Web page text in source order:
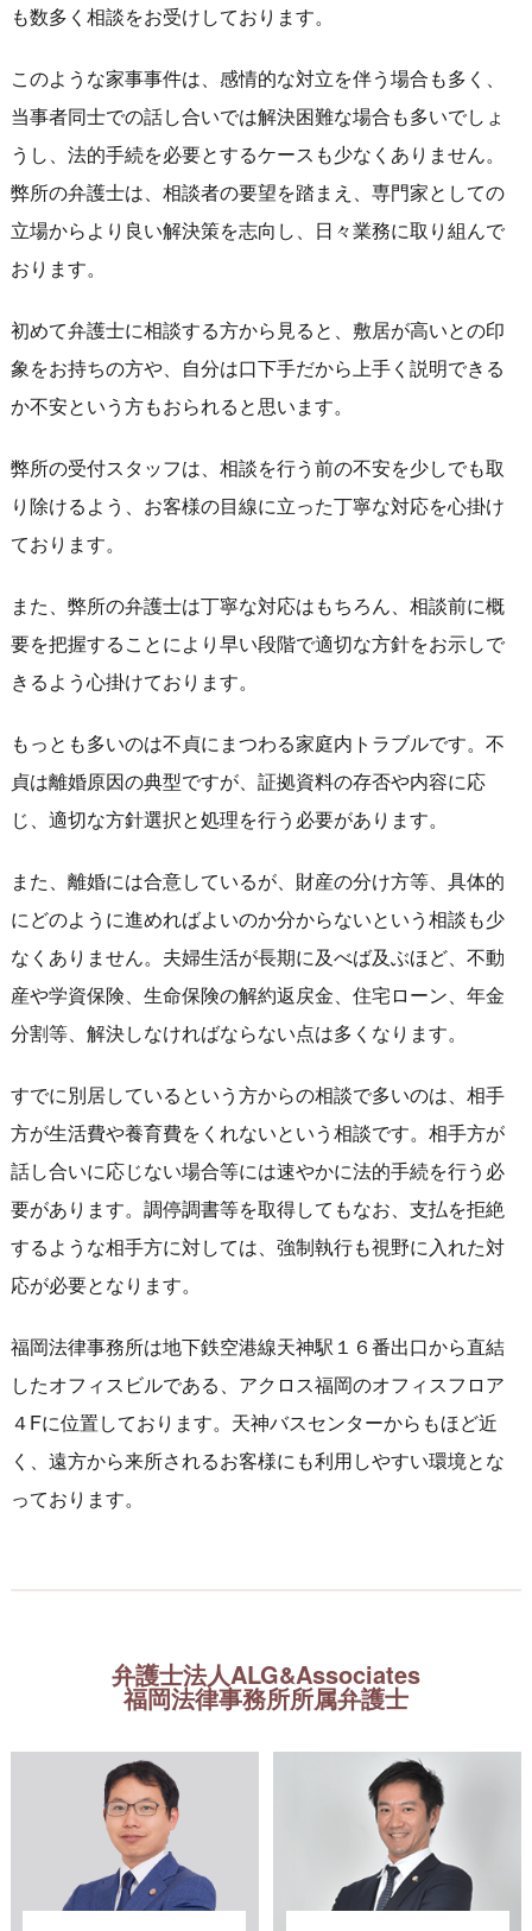
も数多く相談をお受けしております。
このような家事事件は、感情的な対立を伴う場合も多く、
当事者同士での話し合いでは解決困難な場合も多いでしょ
うし、法的手続を必要とするケースも少なくありません。
弊所の弁護士は、相談者の要望を踏まえ、専門家としての
立場からより良い解決策を志向し、日々業務に取り組んで
おります。
初めて弁護士に相談する方から見ると、敷居が高いとの印
象をお持ちの方や、自分は口下手だから上手く説明できる
か不安という方もおられると思います。
弊所の受付スタッフは、相談を行う前の不安を少しでも取
り除けるよう、お客様の目線に立った丁寧な対応を心掛け
ております。
また、弊所の弁護士は丁寧な対応はもちろん、相談前に概
要を把握することにより早い段階で適切な方針をお示しで
きるよう心掛けております。
もっとも多いのは不貞にまつわる家庭内トラブルです。不
貞は離婚原因の典型ですが、証拠資料の存否や内容に応
じ、適切な方針選択と処理を行う必要があります。
また、離婚には合意しているが、財産の分け方等、具体的
にどのように進めればよいのか分からないという相談も少
なくありません。夫婦生活が長期に及べば及ぶほど、不動
産や学資保険、生命保険の解約返戻金、住宅ローン、年金
分割等、解決しなければならない点は多くなります。
すでに別居しているという方からの相談で多いのは、相手
方が生活費や養育費をくれないという相談です。相手方が
話し合いに応じない場合等には速やかに法的手続を行う必
要があります。調停調書等を取得してもなお、支払を拒絶
するような相手方に対しては、強制執行も視野に入れた対
応が必要となります。
福岡法律事務所は地下鉄空港線天神駅１６番出口から直結
したオフィスビルである、アクロス福岡のオフィスフロア
４Fに位置しております。天神バスセンターからもほど近
く、遠方から来所されるお客様にも利用しやすい環境とな
っております。
弁護士法人ALG&Associates
福岡法律事務所所属弁護士